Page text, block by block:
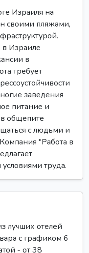
Израиля на
своими пляжами,
Израиле
в
требует
заведения
питание и
общепите
с людьми и
"Работа в
труда.
лучших отелей
с графиком 6
- от 38